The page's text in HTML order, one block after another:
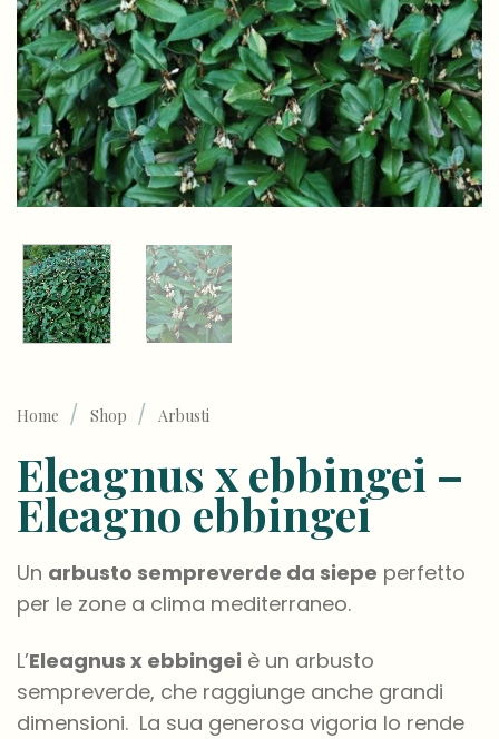
Home / Shop / Arbusti
Eleagnus x ebbingei –
Eleagno ebbingei
Un arbusto sempreverde da siepe perfetto
per le zone a clima mediterraneo.
L’Eleagnus x ebbingei è un arbusto
sempreverde, che raggiunge anche grandi
dimensioni. La sua generosa vigoria lo rende